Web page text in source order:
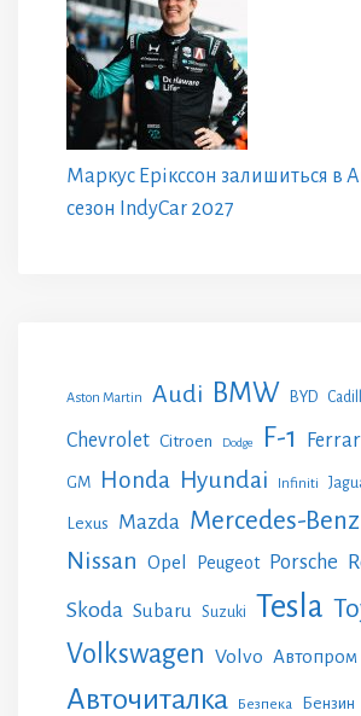
Маркус Ерікссон залишиться в
сезон IndyCar 2027
Aston Martin Audi BMW BYD
Chevrolet Citroen Dodge F-1
GM Honda Hyundai Infiniti
Lexus Mazda Mercedes-Benz
Nissan Opel Peugeot Porsche
Skoda Subaru Suzuki Tesla
Volkswagen Volvo Автопром
Авточиталка Безпека Бензин